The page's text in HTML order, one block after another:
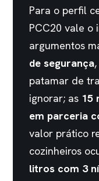
Para o perfil
PCC20 vale o
argumentos
de segurança
patamar de
ignorar; as 15
em parceria
valor prático
cozinheiros
litros com 3